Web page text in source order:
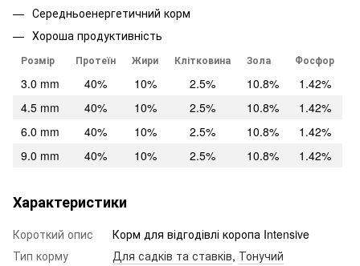
Середньоенергетичний корм
Хороша продуктивність
Розмір Протеїн Жири Клітковина Зола Фосфор
3.0 mm 40% 10% 2.5% 10.8%
1.42%
4.5 mm
40% 10% 2.5% 10.8%
1.42%
6.0 mm
40% 10% 2.5% 10.8%
1.42%
9.0 mm
40% 10% 2.5% 10.8% 1.42%
Характеристики
Короткий опис
Корм для відгодівлі коропа Intensive
Тип корму
Для садків та ставків, Тонучий